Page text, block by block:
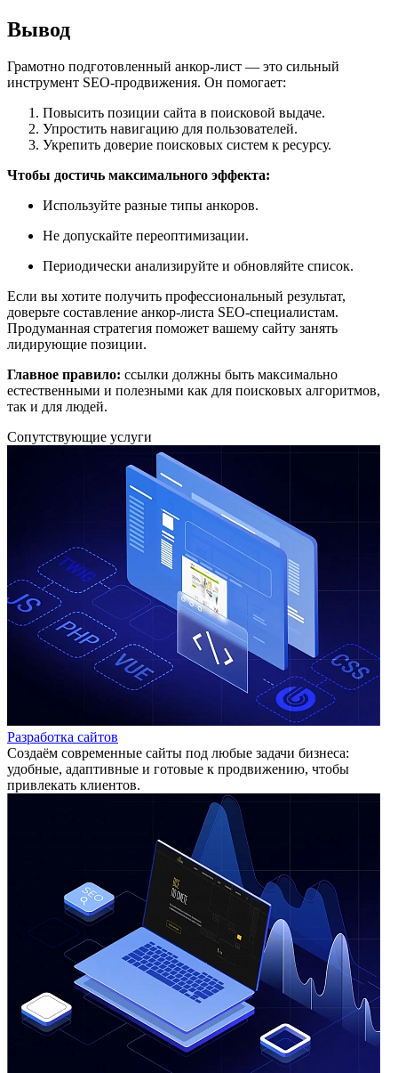
Вывод
Грамотно подготовленный анкор-лист — это сильный
инструмент SEO-продвижения. Он помогает:
Повысить позиции сайта в поисковой выдаче.
Упростить навигацию для пользователей.
Укрепить доверие поисковых систем к ресурсу.
Чтобы достичь максимального эффекта:
Используйте разные типы анкоров.
Не допускайте переоптимизации.
Периодически анализируйте и обновляйте список.
Если вы хотите получить профессиональный результат,
доверьте составление анкор-листа SEO-специалистам.
Продуманная стратегия поможет вашему сайту занять
лидирующие позиции.
Главное правило: ссылки должны быть максимально
естественными и полезными как для поисковых алгоритмов,
так и для людей.
Сопутствующие услуги
Разработка сайтов
Создаём современные сайты под любые задачи бизнеса:
удобные, адаптивные и готовые к продвижению, чтобы
привлекать клиентов.